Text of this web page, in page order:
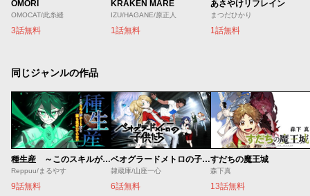
OMORI
OMOCAT/此糸縫
3話無料
KRAKEN MARE
IZU/HAGANE/原正人
1話無料
あさやけリフレイン
まつだひかり
1話無料
同じジャンルの作品
種生産 ～このスキルがチートだとまだ誰も気付いていない～
Reppuu/まるやす
9話無料
ベオグラードメトロの子供たち
隷蔵庫/山座一心
6話無料
すだちの魔王城
森下真
13話無料